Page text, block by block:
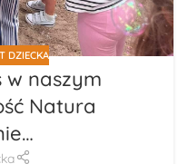
DZIECKA
naszym
Natura